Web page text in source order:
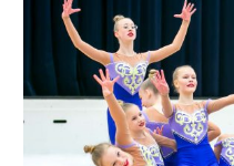
Kilpaurheilu
Tapahtumat
Ilmoittautuminen
Yhteystiedot